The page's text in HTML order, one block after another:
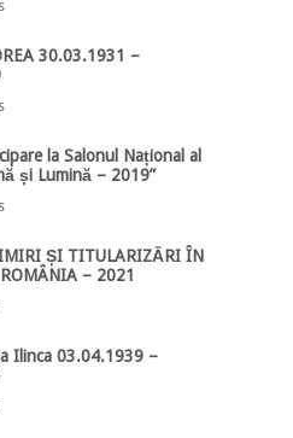
30.03.1931 –
la Salonul Național al
și Lumină – 2019”
ȘI TITULARIZĂRI ÎN
– 2021
Ilinca 03.04.1939 –